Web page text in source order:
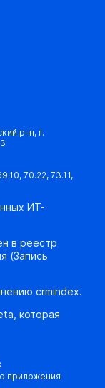
р-н, г.
70.22, 73.11,
ИТ-
в реестр
(Запись
crmindex.
которая
приложения